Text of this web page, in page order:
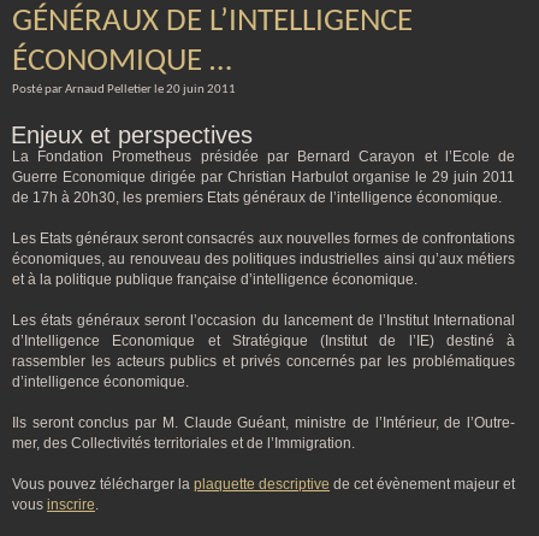
GÉNÉRAUX DE L’INTELLIGENCE
ÉCONOMIQUE …
Posté par Arnaud Pelletier le 20 juin 2011
Enjeux et perspectives
La Fondation Prometheus présidée par Bernard Carayon et l’Ecole de
Guerre Economique dirigée par Christian Harbulot organise le 29 juin 2011
de 17h à 20h30, les premiers Etats généraux de l’intelligence économique.
Les Etats généraux seront consacrés aux nouvelles formes de confrontations
économiques, au renouveau des politiques industrielles ainsi qu’aux métiers
et à la politique publique française d’intelligence économique.
Les états généraux seront l’occasion du lancement de l’Institut International
d’Intelligence Economique et Stratégique (Institut de l’IE) destiné à
rassembler les acteurs publics et privés concernés par les problématiques
d’intelligence économique.
Ils seront conclus par M. Claude Guéant, ministre de l’Intérieur, de l’Outre-
mer, des Collectivités territoriales et de l’Immigration.
Vous pouvez télécharger la plaquette descriptive de cet évènement majeur et
vous inscrire.